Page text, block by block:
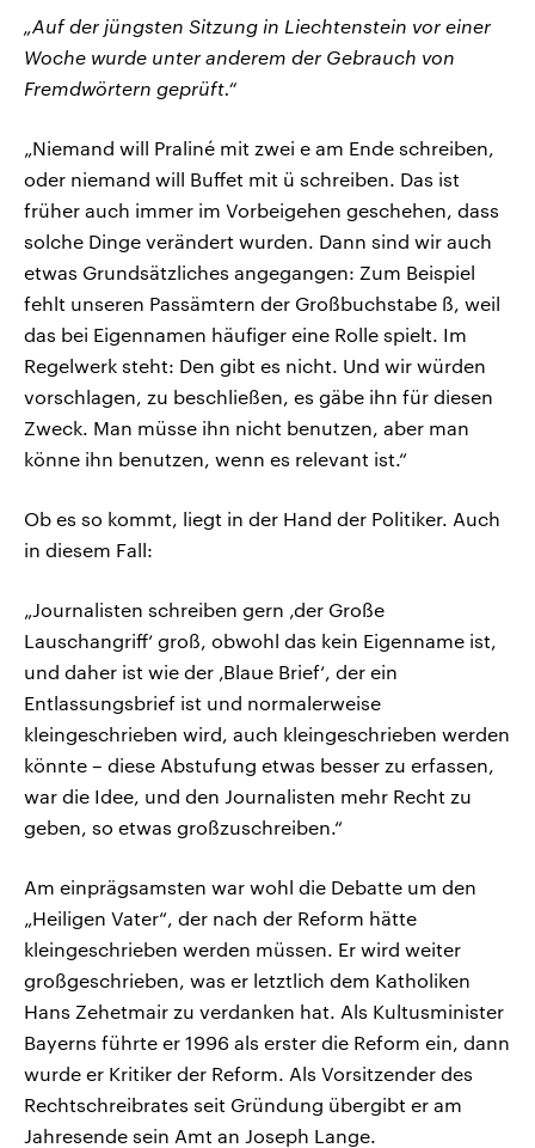
„Auf der jüngsten Sitzung in Liechtenstein vor einer
Woche wurde unter anderem der Gebrauch von
Fremdwörtern geprüft.“
„Niemand will Praliné mit zwei e am Ende schreiben,
oder niemand will Buffet mit ü schreiben. Das ist
früher auch immer im Vorbeigehen geschehen, dass
solche Dinge verändert wurden. Dann sind wir auch
etwas Grundsätzliches angegangen: Zum Beispiel
fehlt unseren Passämtern der Großbuchstabe ß, weil
das bei Eigennamen häufiger eine Rolle spielt. Im
Regelwerk steht: Den gibt es nicht. Und wir würden
vorschlagen, zu beschließen, es gäbe ihn für diesen
Zweck. Man müsse ihn nicht benutzen, aber man
könne ihn benutzen, wenn es relevant ist.“
Ob es so kommt, liegt in der Hand der Politiker. Auch
in diesem Fall:
„Journalisten schreiben gern ‚der Große
Lauschangriff‘ groß, obwohl das kein Eigenname ist,
und daher ist wie der ‚Blaue Brief‘, der ein
Entlassungsbrief ist und normalerweise
kleingeschrieben wird, auch kleingeschrieben werden
könnte – diese Abstufung etwas besser zu erfassen,
war die Idee, und den Journalisten mehr Recht zu
geben, so etwas großzuschreiben.“
Am einprägsamsten war wohl die Debatte um den
„Heiligen Vater“, der nach der Reform hätte
kleingeschrieben werden müssen. Er wird weiter
großgeschrieben, was er letztlich dem Katholiken
Hans Zehetmair zu verdanken hat. Als Kultusminister
Bayerns führte er 1996 als erster die Reform ein, dann
wurde er Kritiker der Reform. Als Vorsitzender des
Rechtschreibrates seit Gründung übergibt er am
Jahresende sein Amt an Joseph Lange.